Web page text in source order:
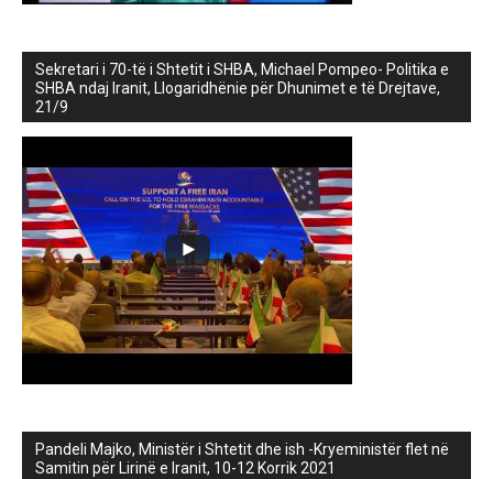
Sekretari i 70-të i Shtetit i SHBA, Michael Pompeo- Politika e
SHBA ndaj Iranit, Llogaridhënie për Dhunimet e të Drejtave,
21/9
Pandeli Majko, Ministër i Shtetit dhe ish -Kryeministër flet në
Samitin për Lirinë e Iranit, 10-12 Korrik 2021